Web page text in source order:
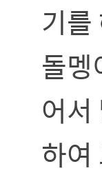
기를
돌멩
어서
하여